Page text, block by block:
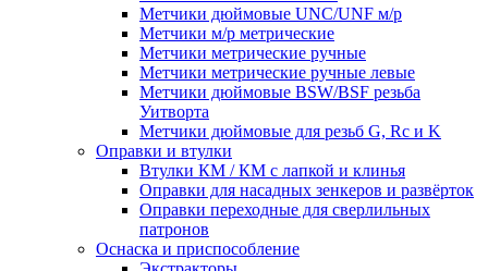
Метчики дюймовые UNC/UNF м/р
Метчики м/р метрические
Метчики метрические ручные
Метчики метрические ручные левые
Метчики дюймовые BSW/BSF резьба
Уитворта
Метчики дюймовые для резьб G, Rc и K
Оправки и втулки
Втулки КМ / КМ с лапкой и клинья
Оправки для насадных зенкеров и развёрток
Оправки переходные для сверлильных
патронов
Оснаска и приспособление